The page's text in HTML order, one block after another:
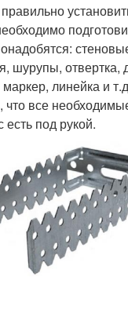
шурупы, отвертка,
линейка и
что все
под рукой.